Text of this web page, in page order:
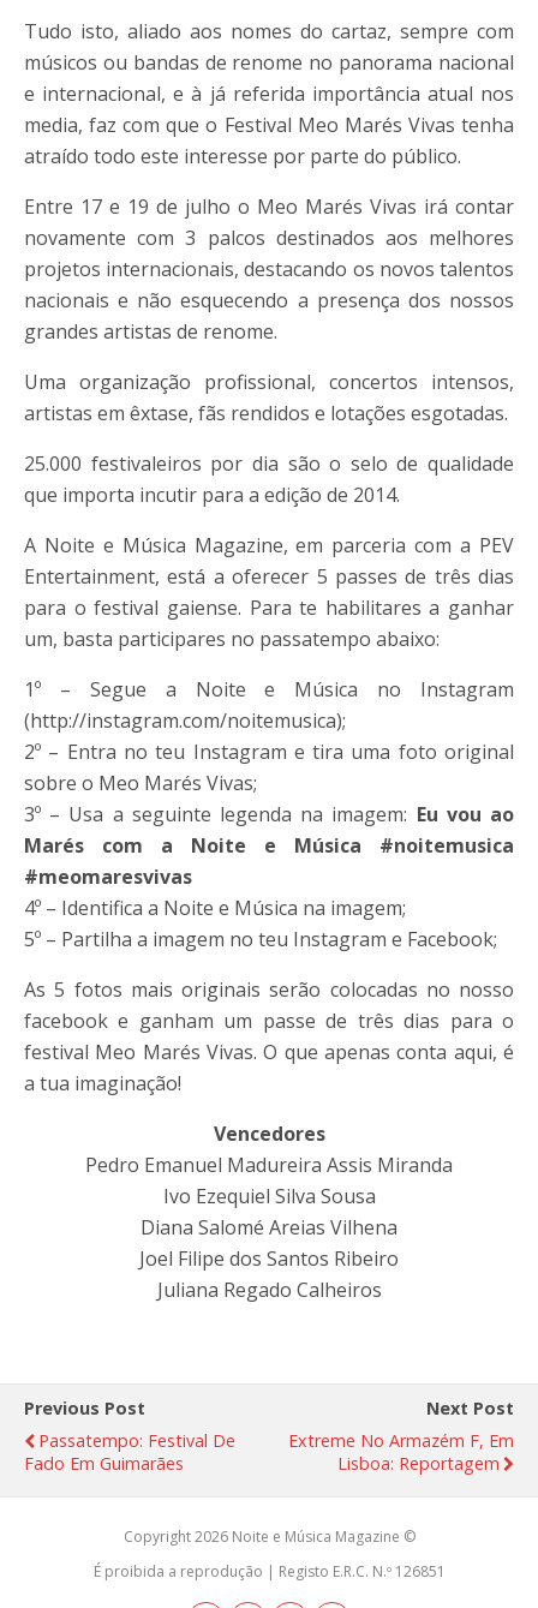
Tudo isto, aliado aos nomes do cartaz, sempre com
músicos ou bandas de renome no panorama nacional
e internacional, e à já referida importância atual nos
media, faz com que o Festival Meo Marés Vivas tenha
atraído todo este interesse por parte do público.
Entre 17 e 19 de julho o Meo Marés Vivas irá contar
novamente com 3 palcos destinados aos melhores
projetos internacionais, destacando os novos talentos
nacionais e não esquecendo a presença dos nossos
grandes artistas de renome.
Uma organização profissional, concertos intensos,
artistas em êxtase, fãs rendidos e lotações esgotadas.
25.000 festivaleiros por dia são o selo de qualidade
que importa incutir para a edição de 2014.
A Noite e Música Magazine, em parceria com a PEV
Entertainment, está a oferecer 5 passes de três dias
para o festival gaiense. Para te habilitares a ganhar
um, basta participares no passatempo abaixo:
1º – Segue a Noite e Música no Instagram
(http://instagram.com/noitemusica);
2º – Entra no teu Instagram e tira uma foto original
sobre o Meo Marés Vivas;
3º – Usa a seguinte legenda na imagem: Eu vou ao
Marés com a Noite e Música #noitemusica
#meomaresvivas
4º – Identifica a Noite e Música na imagem;
5º – Partilha a imagem no teu Instagram e Facebook;
As 5 fotos mais originais serão colocadas no nosso
facebook e ganham um passe de três dias para o
festival Meo Marés Vivas. O que apenas conta aqui, é
a tua imaginação!
Vencedores
Pedro Emanuel Madureira Assis Miranda
Ivo Ezequiel Silva Sousa
Diana Salomé Areias Vilhena
Joel Filipe dos Santos Ribeiro
Juliana Regado Calheiros
Previous Post
Passatempo: Festival De
Fado Em Guimarães
Next Post
Extreme No Armazém F, Em
Lisboa: Reportagem
Copyright 2026 Noite e Música Magazine ©
É proibida a reprodução | Registo E.R.C. N.º 126851